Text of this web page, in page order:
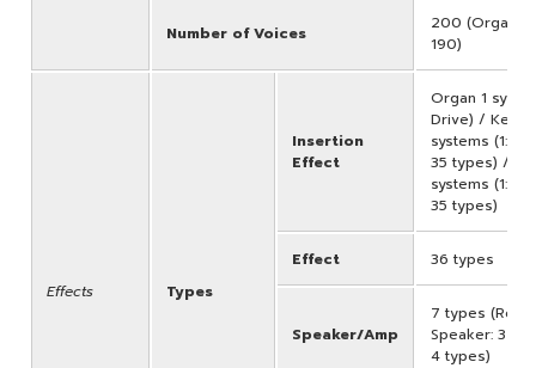
Number of Voices
200
190)
Effects Types
Insertion
Effect
Organ 1
Drive) / Key
systems (1:
35 types) /
systems (1:
35 types)
Effect 36 types
Speaker/Amp
7 types
Speaker: 3
4 types)